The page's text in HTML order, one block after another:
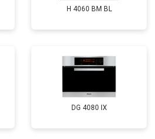
H 4060 BM BL
DG 4080 IX